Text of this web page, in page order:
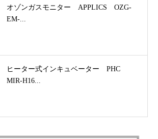
オゾンガスモニター APPLICS OZG-
EM-...
ヒーター式インキュベーター PHC
MIR-H16...